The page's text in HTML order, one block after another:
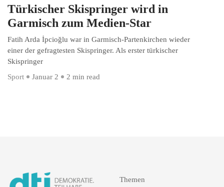
Türkischer Skispringer wird in
Garmisch zum Medien-Star
Fatih Arda İpcioğlu war in Garmisch-Partenkirchen wieder
einer der gefragtesten Skispringer. Als erster türkischer
Skispringer
Sport
Januar 2 2 min read
Themen